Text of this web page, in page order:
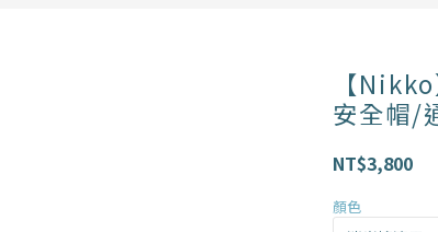
【
安全帽/
NT$3,800
顏色